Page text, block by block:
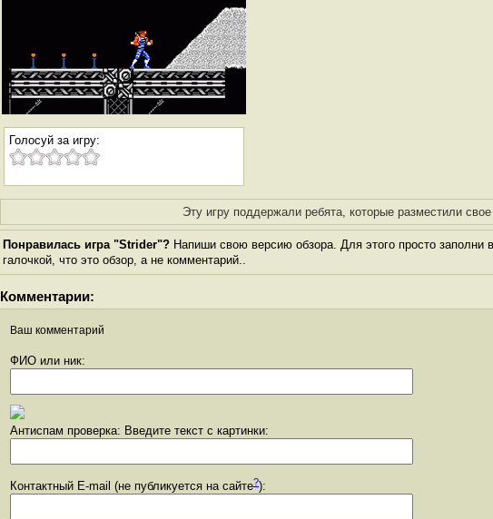
Голосуй за игру:
Эту игру поддержали ребята, которые разместили
Понравилась игра "Strider"? Напиши свою версию обзора. Для этого просто заполни
галочкой, что это обзор, а не комментарий..
Комментарии:
Ваш комментарий
ФИО или ник:
Антиспам проверка: Введите текст с картинки:
Контактный E-mail (не публикуется на сайте?):